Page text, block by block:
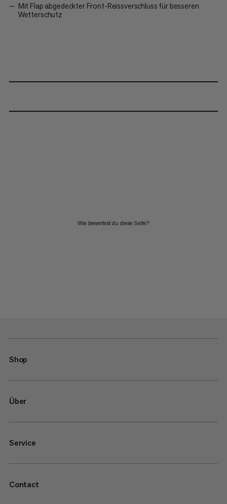
Mit Flap abgedeckter Front-Reissverschluss für besseren
Wetterschutz
Wie bewertest du diese Seite?
Shop
Über
Service
Contact